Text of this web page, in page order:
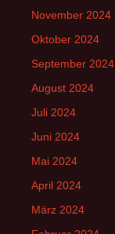
November 2024
Oktober 2024
September 2024
August 2024
Juli 2024
Juni 2024
Mai 2024
April 2024
März 2024